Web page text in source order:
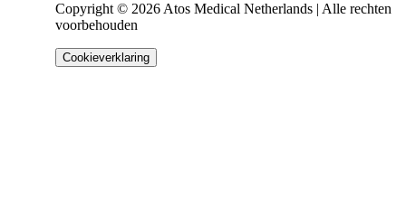
Copyright © 2026 Atos Medical Netherlands | Alle rechten
voorbehouden
Cookieverklaring